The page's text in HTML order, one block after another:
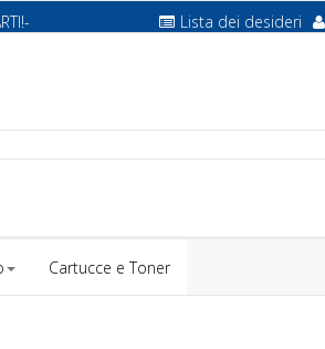
Lista dei desideri
Cartucce e Toner